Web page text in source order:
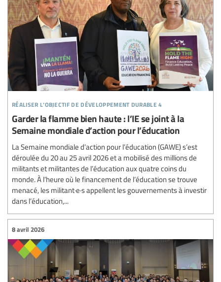
réaliser l’objectif de développement durable 4
Garder la flamme bien haute : l’IE se joint à la
Semaine mondiale d’action pour l’éducation
La Semaine mondiale d’action pour l’éducation (GAWE) s’est
déroulée du 20 au 25 avril 2026 et a mobilisé des millions de
militants et militantes de l’éducation aux quatre coins du
monde. À l’heure où le financement de l’éducation se trouve
menacé, les militant·e·s appellent les gouvernements à investir
dans l’éducation,...
8 avril 2026